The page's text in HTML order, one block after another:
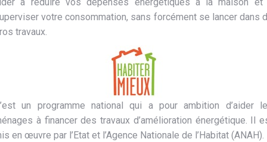
votre consommation, sans forcément se lancer dans
travaux.
un programme national qui a pour ambition d’aider
à financer des travaux d’amélioration énergétique. Il
en œuvre par l’Etat et l’Agence Nationale de l’Habitat (ANAH).